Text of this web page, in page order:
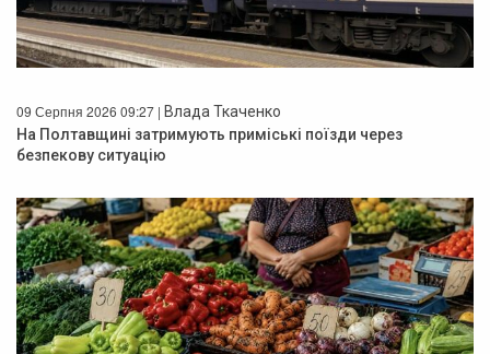
09 Серпня 2026 09:27 | Влада Ткаченко
На Полтавщині затримують приміські поїзди через
безпекову ситуацію